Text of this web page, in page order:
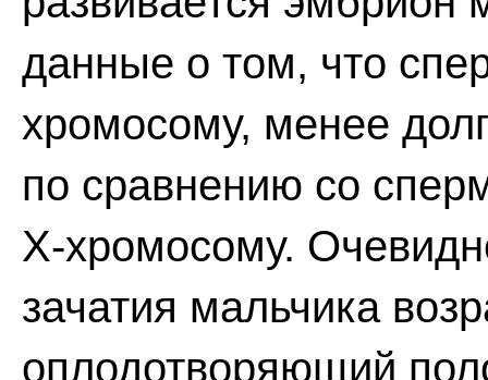
данные о том, что
хромосому, менее
по сравнению со
Х-хромосому.
зачатия мальчика
оплодотворяющий